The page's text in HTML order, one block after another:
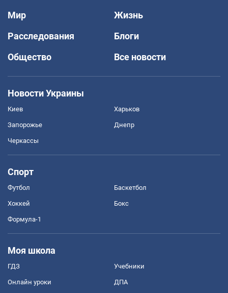
Мир
Жизнь
Расследования
Блоги
Общество
Все новости
Новости Украины
Киев Харьков
Запорожье Днепр
Черкассы
Спорт
Футбол Баскетбол
Хоккей Бокс
Формула-1
Моя школа
ГДЗ Учебники
Онлайн уроки ДПА